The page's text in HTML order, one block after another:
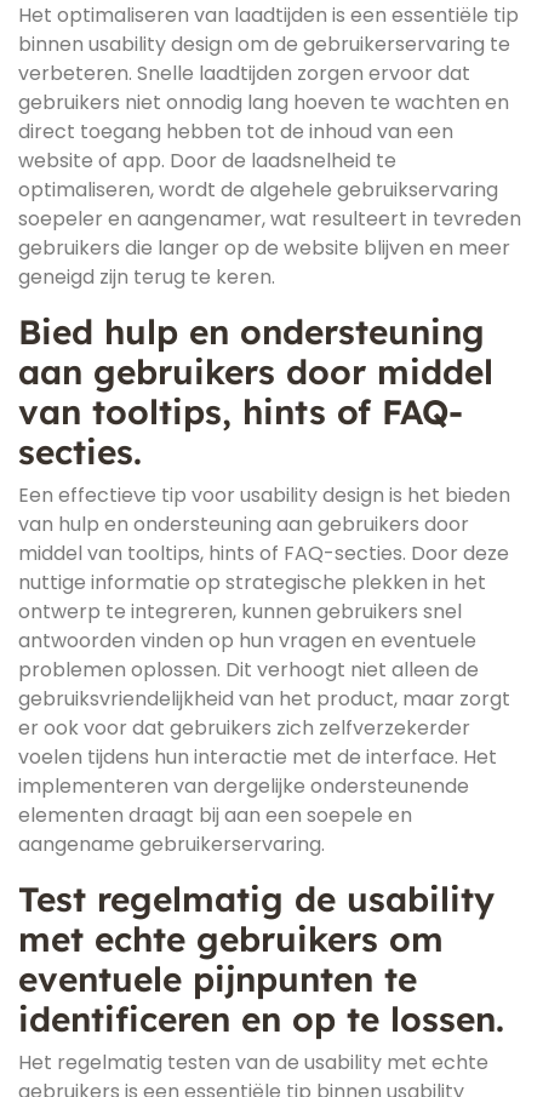
Het optimaliseren van laadtijden is een essentiële tip
binnen usability design om de gebruikerservaring te
verbeteren. Snelle laadtijden zorgen ervoor dat
gebruikers niet onnodig lang hoeven te wachten en
direct toegang hebben tot de inhoud van een
website of app. Door de laadsnelheid te
optimaliseren, wordt de algehele gebruikservaring
soepeler en aangenamer, wat resulteert in tevreden
gebruikers die langer op de website blijven en meer
geneigd zijn terug te keren.
Bied hulp en ondersteuning
aan gebruikers door middel
van tooltips, hints of FAQ-
secties.
Een effectieve tip voor usability design is het bieden
van hulp en ondersteuning aan gebruikers door
middel van tooltips, hints of FAQ-secties. Door deze
nuttige informatie op strategische plekken in het
ontwerp te integreren, kunnen gebruikers snel
antwoorden vinden op hun vragen en eventuele
problemen oplossen. Dit verhoogt niet alleen de
gebruiksvriendelijkheid van het product, maar zorgt
er ook voor dat gebruikers zich zelfverzekerder
voelen tijdens hun interactie met de interface. Het
implementeren van dergelijke ondersteunende
elementen draagt bij aan een soepele en
aangename gebruikerservaring.
Test regelmatig de usability
met echte gebruikers om
eventuele pijnpunten te
identificeren en op te lossen.
Het regelmatig testen van de usability met echte